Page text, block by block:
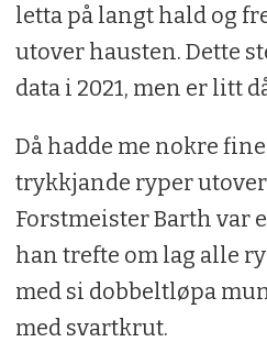
letta på langt hald og
utover hausten. Dette
data i 2021, men er litt
Då hadde me nokre
trykkjande ryper
Forstmeister Barth var
han trefte om lag alle
med si dobbeltløpa
med svartkrut.